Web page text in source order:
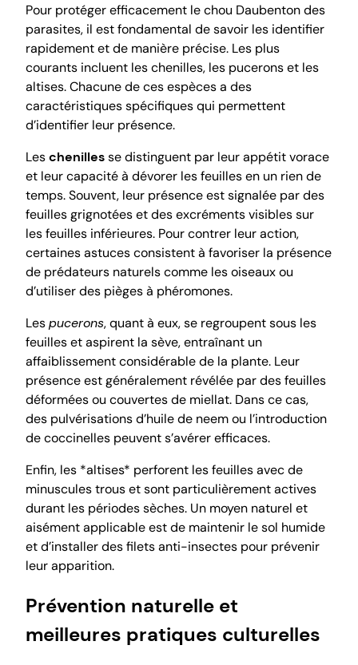
Pour protéger efficacement le chou Daubenton des
parasites, il est fondamental de savoir les identifier
rapidement et de manière précise. Les plus
courants incluent les chenilles, les pucerons et les
altises. Chacune de ces espèces a des
caractéristiques spécifiques qui permettent
d’identifier leur présence.
Leschenillesse distinguent par leur appétit vorace
et leur capacité à dévorer les feuilles en un rien de
temps. Souvent, leur présence est signalée par des
feuilles grignotées et des excréments visibles sur
les feuilles inférieures. Pour contrer leur action,
certaines astuces consistent à favoriser la présence
de prédateurs naturels comme les oiseaux ou
d’utiliser des pièges à phéromones.
Lespucerons, quant à eux, se regroupent sous les
feuilles et aspirent la sève, entraînant un
affaiblissement considérable de la plante. Leur
présence est généralement révélée par des feuilles
déformées ou couvertes de miellat. Dans ce cas,
des pulvérisations d’huile de neem ou l’introduction
de coccinelles peuvent s’avérer efficaces.
Enfin, les *altises* perforent les feuilles avec de
minuscules trous et sont particulièrement actives
durant les périodes sèches. Un moyen naturel et
aisément applicable est de maintenir le sol humide
et d’installer des filets anti-insectes pour prévenir
leur apparition.
Prévention naturelle et
meilleures pratiques culturelles